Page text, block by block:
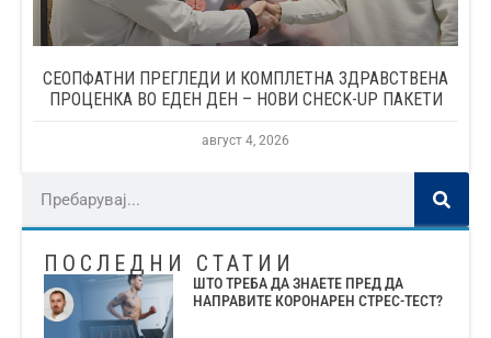
СЕОПФАТНИ ПРЕГЛЕДИ И КОМПЛЕТНА ЗДРАВСТВЕНА
ПРОЦЕНКА ВО ЕДЕН ДЕН – НОВИ CHECK-UP ПАКЕТИ
август 4, 2026
ПОСЛЕДНИ СТАТИИ
ШТО ТРЕБА ДА ЗНАЕТЕ ПРЕД ДА
НАПРАВИТЕ КОРОНАРЕН СТРЕС-ТЕСТ?